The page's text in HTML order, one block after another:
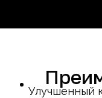
Улучшенный